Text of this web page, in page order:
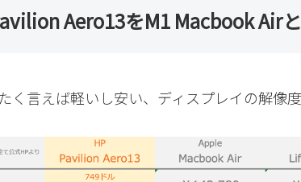
Aero13をM1 Macbook Air
く言えば軽いし安い、ディスプレイの解像